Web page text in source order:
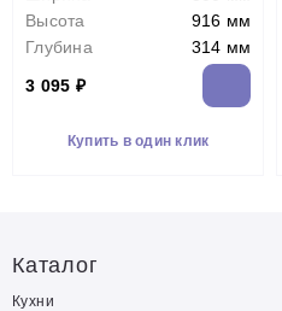
Высота
916 мм
Глубина
314 мм
3 095 ₽
Купить в один клик
Каталог
Кухни